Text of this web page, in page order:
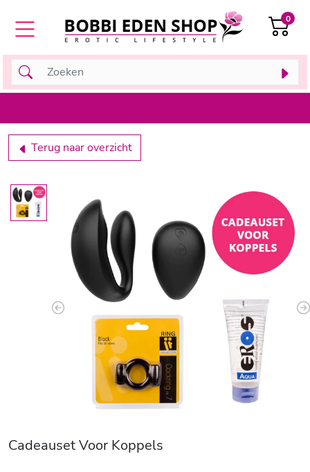
0
Terug naar overzicht
Previous
Cadeauset Voor Koppels